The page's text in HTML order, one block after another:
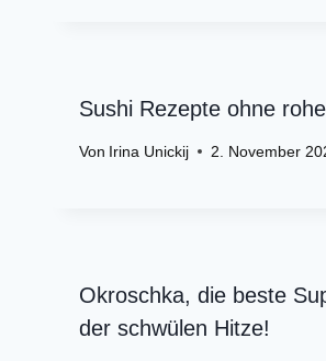
Sushi Rezepte ohne
Von Irina Unickij 2. November
Okroschka, die beste
der schwülen Hitze!